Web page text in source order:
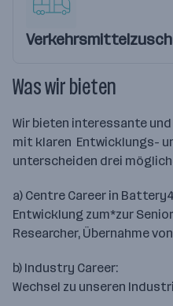
Was wir bieten
Wir bieten interessante
mit klaren Entwicklungs-
unterscheiden drei
a) Centre Career in
Entwicklung zum*zur
Researcher, Übernahme
b) Industry Career:
Wechsel zu unseren